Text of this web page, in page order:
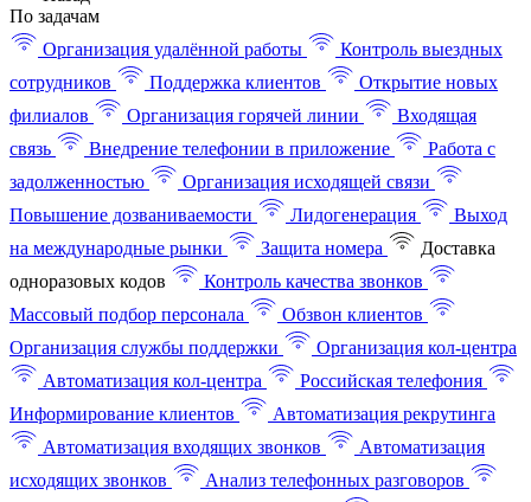
По задачам
Организация удалённой работы
Контроль выездных
сотрудников
Поддержка клиентов
Открытие новых
филиалов
Организация горячей линии
Входящая
связь
Внедрение телефонии в приложение
Работа с
задолженностью
Организация исходящей связи
Повышение дозваниваемости
Лидогенерация
Выход
на международные рынки
Защита номера
Доставка
одноразовых кодов
Контроль качества звонков
Массовый подбор персонала
Обзвон клиентов
Организация службы поддержки
Организация кол-центра
Автоматизация кол-центра
Российская телефония
Информирование клиентов
Автоматизация рекрутинга
Автоматизация входящих звонков
Автоматизация
исходящих звонков
Анализ телефонных разговоров